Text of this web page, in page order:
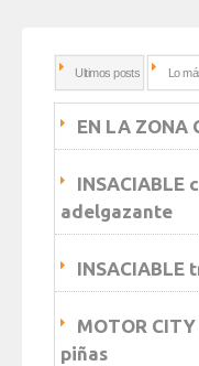
Ultimos posts Lo
EN LA ZONA
adelgazante
INSACIABLE
MOTOR
piñas